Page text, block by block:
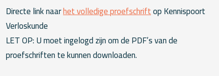
Directe link naarhet volledige proefschriftop Kennispoort
Verloskunde
LET OP: U moet ingelogd zijn om de PDF’s van de
proefschriften te kunnen downloaden.